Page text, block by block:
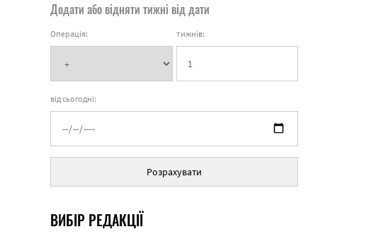
Додати або відняти тижні від дати
Операція: тижнів:
від сьогодні:
Розрахувати
ВИБІР РЕДАКЦІЇ